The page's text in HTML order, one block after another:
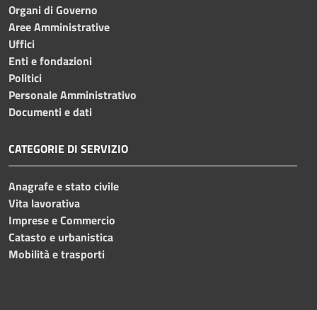
Organi di Governo
Aree Amministrative
Uffici
Enti e fondazioni
Politici
Personale Amministrativo
Documenti e dati
CATEGORIE DI SERVIZIO
Anagrafe e stato civile
Vita lavorativa
Imprese e Commercio
Catasto e urbanistica
Mobilità e trasporti